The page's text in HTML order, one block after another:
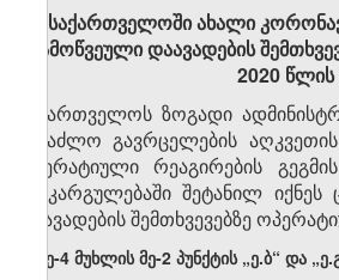
„საქართველოში ახალი
გამოწვეული დაავადების
2020 წლის
საქართველოს ზოგადი
შესაძლო გავრცელების
ოპერატიული რეაგირების
განკარგულებაში შეტანილ
დაავადების შემთხვევებზე
ა) მე-4 მუხლისმე-2 პუნქტის „ე.ბ“ და